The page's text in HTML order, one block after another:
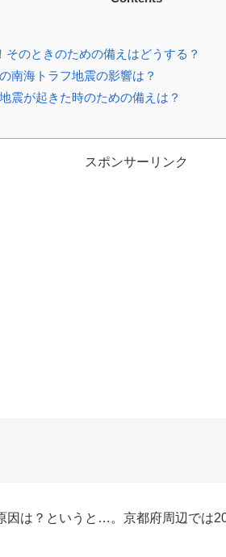
そのときのための備えはどうする？
南海トラフ地震の影響は？
震が起きた時のための備えは？
スポンサーリンク
因は？というと…。京都府周辺では